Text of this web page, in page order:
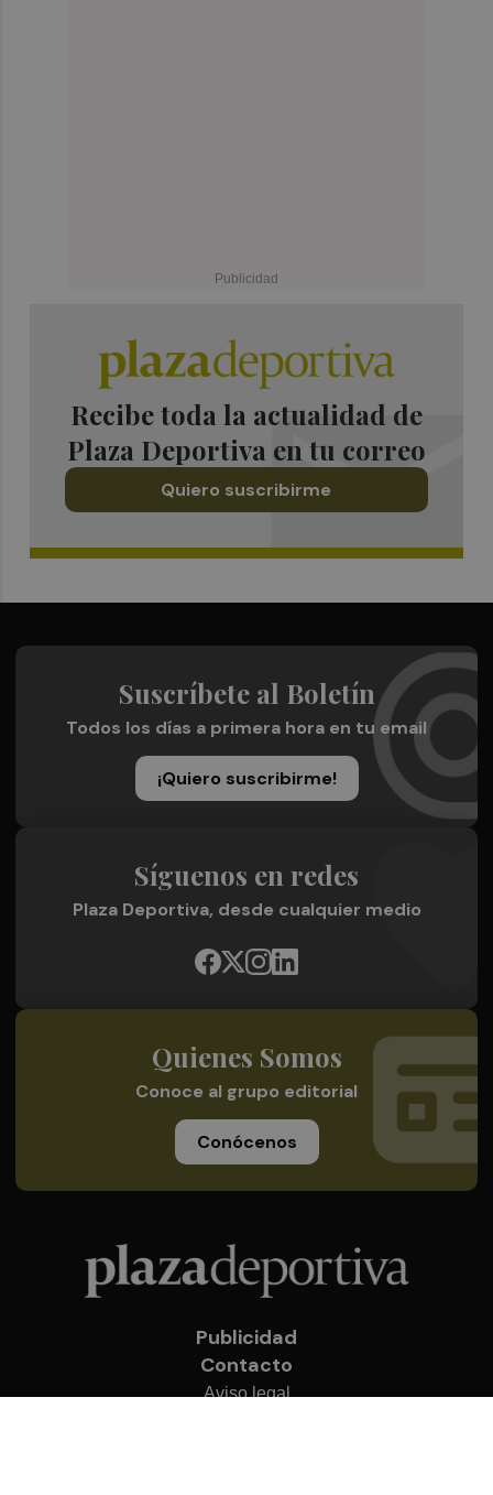
Recibe toda la actualidad de
Plaza Deportiva en tu correo
Quiero suscribirme
Suscríbete al Boletín
Todos los días a primera hora en tu email
¡Quiero suscribirme!
Síguenos en redes
Plaza Deportiva, desde cualquier medio
Quienes Somos
Conoce al grupo editorial
Conócenos
Publicidad
Contacto
Aviso legal